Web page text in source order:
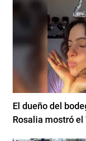
El dueño del
Rosalia mostró